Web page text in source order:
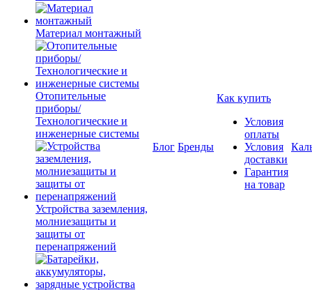
Материал монтажный
Отопительные
приборы/
Технологические и
инженерные системы
Устройства заземления,
молниезащиты и
защиты от
перенапряжений
Блог Бренды
Как купить
Условия
оплаты
Условия
доставки
Гарантия
на товар